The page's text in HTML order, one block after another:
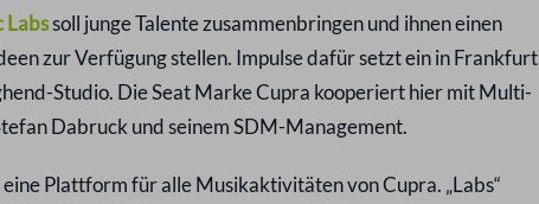
Labssoll junge Talente zusammenbringen und ihnen einen
zur Verfügung stellen. Impulse dafür setzt ein in Frankfurt
Studio. Die Seat Marke Cupra kooperiert hier mit Multi-
Dabruck und seinem SDM-Management.
Plattform für alle Musikaktivitäten von Cupra. „Labs“